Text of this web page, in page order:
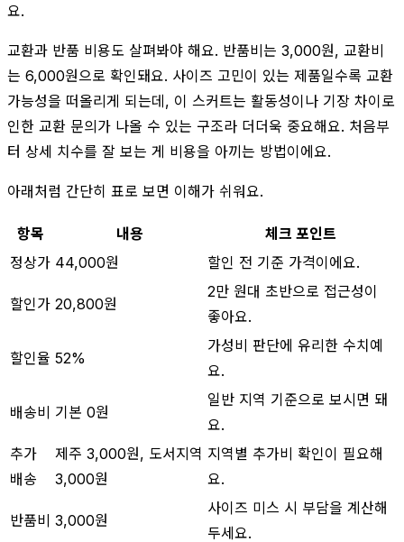
요.
교환과 반품 비용도 살펴봐야 해요. 반품비는 3,000원, 교환비
는 6,000원으로 확인돼요. 사이즈 고민이 있는 제품일수록 교환
가능성을 떠올리게 되는데, 이 스커트는 활동성이나 기장 차이로
인한 교환 문의가 나올 수 있는 구조라 더더욱 중요해요. 처음부
터 상세 치수를 잘 보는 게 비용을 아끼는 방법이에요.
아래처럼 간단히 표로 보면 이해가 쉬워요.
항목 내용
체크 포인트
정상가 44,000원 할인 전 기준 가격이에요.
할인가 20,800원
2만 원대 초반으로 접근성이
좋아요.
할인율 52%
가성비 판단에 유리한 수치예
요.
배송비 기본 0원
일반 지역 기준으로 보시면 돼
요.
추가
배송
제주 3,000원, 도서지역
3,000원
지역별 추가비 확인이 필요해
요.
반품비 3,000원
사이즈 미스 시 부담을 계산해
두세요.